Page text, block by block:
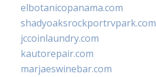
elbotanicopanama.com
shadyoaksrockportrvpark.com
jccoinlaundry.com
kautorepair.com
marjaeswinebar.com